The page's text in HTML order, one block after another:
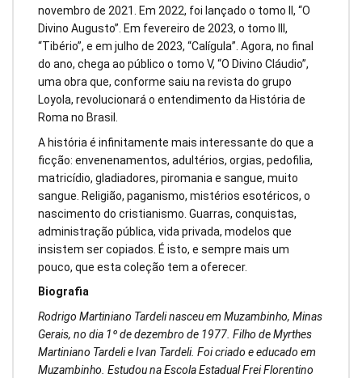
novembro de 2021. Em 2022, foi lançado o tomo II, “O
Divino Augusto”. Em fevereiro de 2023, o tomo III,
“Tibério”, e em julho de 2023, “Calígula”. Agora, no final
do ano, chega ao público o tomo V, “O Divino Cláudio”,
uma obra que, conforme saiu na revista do grupo
Loyola, revolucionará o entendimento da História de
Roma no Brasil.
A história é infinitamente mais interessante do que a
ficção: envenenamentos, adultérios, orgias, pedofilia,
matricídio, gladiadores, piromania e sangue, muito
sangue. Religião, paganismo, mistérios esotéricos, o
nascimento do cristianismo. Guarras, conquistas,
administração pública, vida privada, modelos que
insistem ser copiados. É isto, e sempre mais um
pouco, que esta coleção tem a oferecer.
Biografia
Rodrigo Martiniano Tardeli nasceu em Muzambinho, Minas
Gerais, no dia 1º de dezembro de 1977. Filho de Myrthes
Martiniano Tardeli e Ivan Tardeli. Foi criado e educado em
Muzambinho. Estudou na Escola Estadual Frei Florentino